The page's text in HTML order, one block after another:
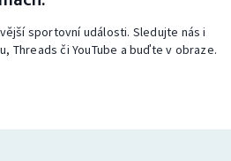
sportovní události. Sledujte nás i
Threads či YouTube a buďte v obraze.